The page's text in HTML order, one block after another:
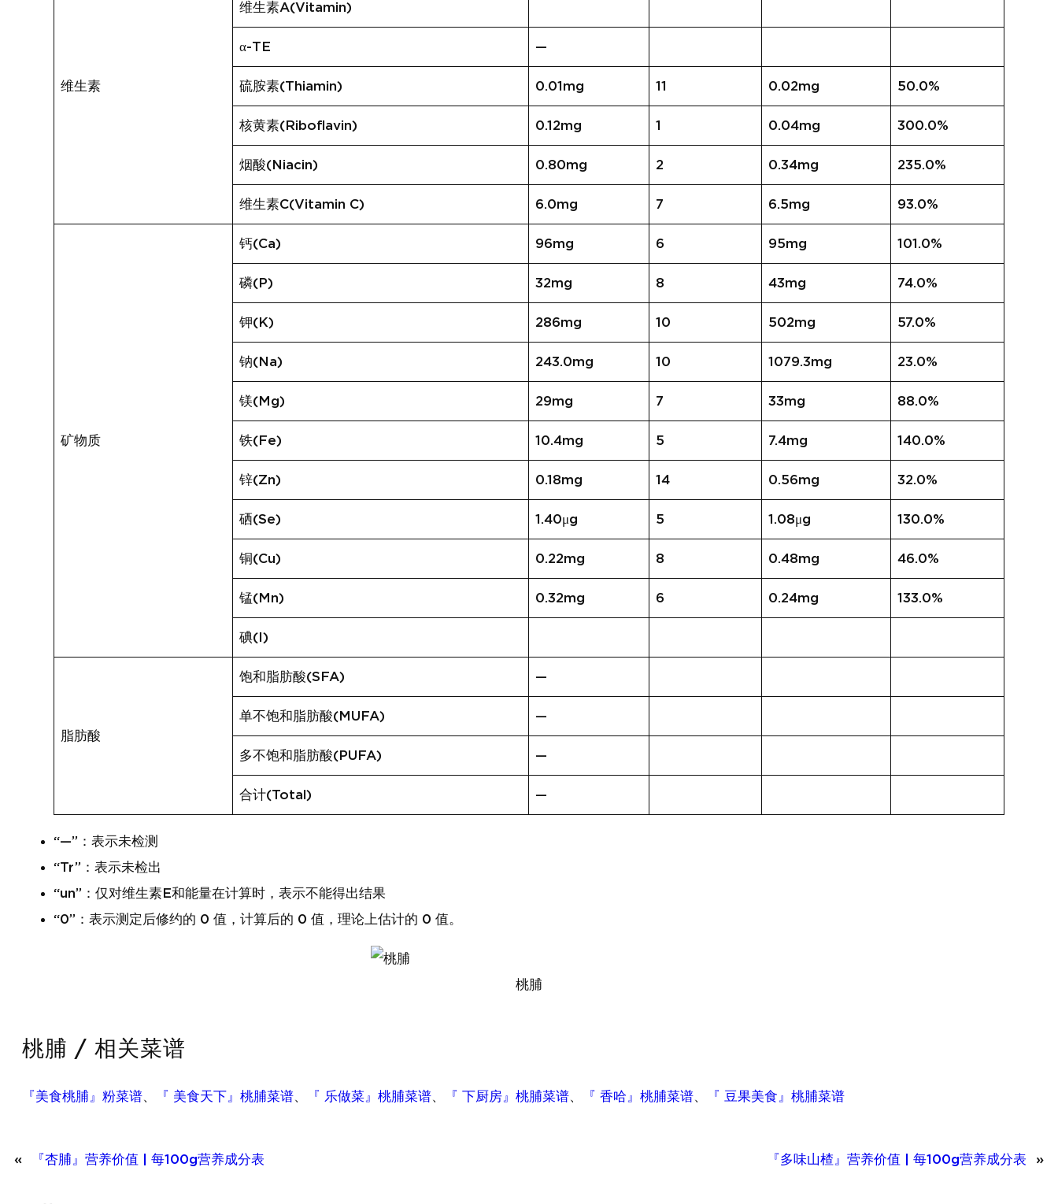
维生素
维生素A(Vitamin)
α-TE —
硫胺素(Thiamin) 0.01mg 11 0.02mg 50.0%
核黄素(Riboflavin) 0.12mg 1 0.04mg 300.0%
烟酸(Niacin) 0.80mg 2 0.34mg 235.0%
维生素C(Vitamin C) 6.0mg 7 6.5mg 93.0%
矿物质
钙(Ca) 96mg 6 95mg 101.0%
磷(P) 32mg 8 43mg 74.0%
钾(K) 286mg 10 502mg 57.0%
钠(Na) 243.0mg 10 1079.3mg 23.0%
镁(Mg) 29mg 7 33mg 88.0%
铁(Fe) 10.4mg 5 7.4mg 140.0%
锌(Zn) 0.18mg 14 0.56mg 32.0%
硒(Se) 1.40μg 5 1.08μg 130.0%
铜(Cu) 0.22mg 8 0.48mg 46.0%
锰(Mn) 0.32mg 6 0.24mg 133.0%
碘(I)
脂肪酸
饱和脂肪酸(SFA) —
单不饱和脂肪酸(MUFA) —
多不饱和脂肪酸(PUFA) —
合计(Total) —
“—”：表示未检测
“Tr”：表示未检出
“un”：仅对维生素E和能量在计算时，表示不能得出结果
“0”：表示测定后修约的 0 值，计算后的 0 值，理论上估计的 0 值。
桃脯
桃脯 / 相关菜谱
『美食桃脯』粉菜谱、 『 美食天下』桃脯菜谱、 『 乐做菜』桃脯菜谱、 『 下厨房』桃脯菜谱、 『 香哈』桃脯菜谱、 『 豆果美食』桃脯菜谱
« 『杏脯』营养价值 | 每100g营养成分表 『多味山楂』营养价值 | 每100g营养成分表 »